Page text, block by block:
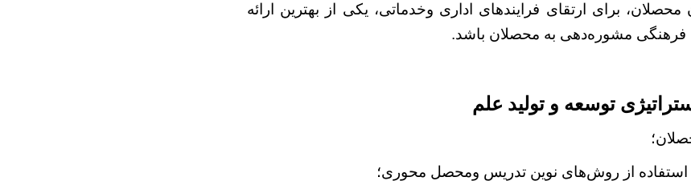
محصلان، برای ارتقای فرایندهای اداری وخدماتی، یکی از بهترین ارائه
فرهنگی مشوره‌دهی به محصلان باشد.
توسعه و تولید علم
استفاده از روش‌های نوین تدریس ومحصل محوری؛